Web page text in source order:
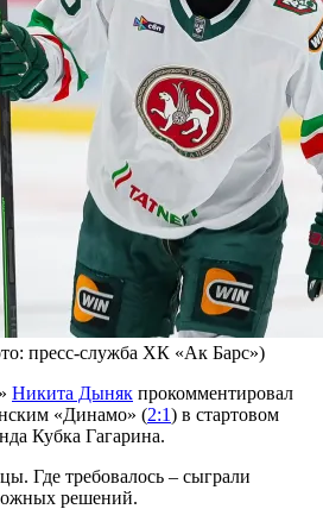
пресс-служба ХК «Ак Барс»)
Никита Дыняк прокомментировал
«Динамо» (2:1) в стартовом
Кубка Гагарина.
Где требовалось – сыграли
решений.